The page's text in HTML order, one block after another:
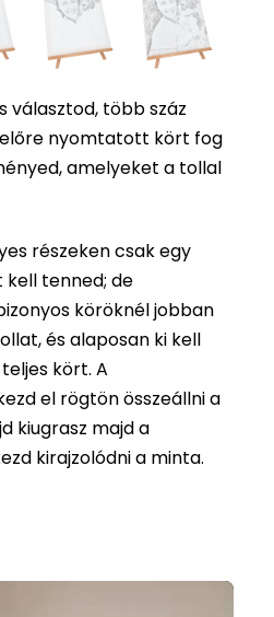
választod, több száz
nyomtatott kört fog
amelyeket a tollal
részeken csak egy
tenned; de
köröknél jobban
és alaposan ki kell
kört. A
el rögtön összeállni a
kiugrasz majd a
kirajzolódni a minta.